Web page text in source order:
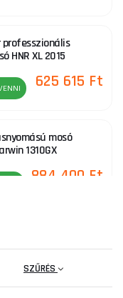
professzionális
HNR XL 2015
625 615 Ft
mosó
1310GX
884 400 Ft
485 340 Ft
SZŰRÉS